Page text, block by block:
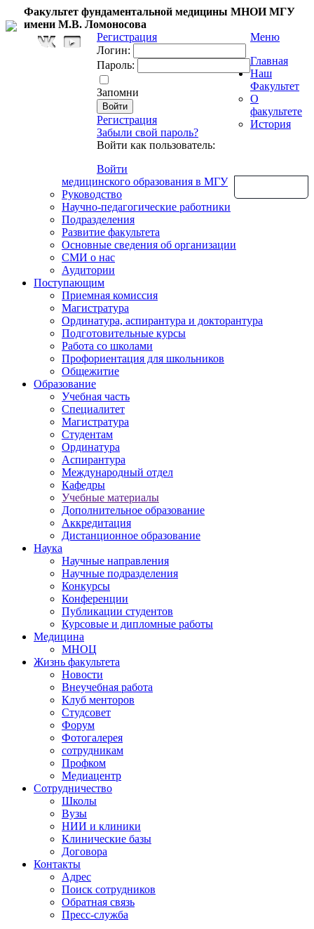
Факультет фундаментальной медицины МНОИ МГУ
имени М.В. Ломоносова
Регистрация
Логин:
Пароль:
Запомни
Регистрация
Забыли свой пароль?
Войти как пользователь:
Войти
Меню
Главная
Наш
Факультет
О
факультете
История
медицинского образования в МГУ
Руководство
Научно-педагогические работники
Подразделения
Развитие факультета
Основные сведения об организации
СМИ о нас
Аудитории
Поступающим
Приемная комиссия
Магистратура
Ординатура, аспирантура и докторантура
Подготовительные курсы
Работа со школами
Профориентация для школьников
Общежитие
Образование
Учебная часть
Специалитет
Магистратура
Студентам
Ординатура
Аспирантура
Международный отдел
Кафедры
Учебные материалы
Дополнительное образование
Аккредитация
Дистанционное образование
Наука
Научные направления
Научные подразделения
Конкурсы
Конференции
Публикации студентов
Курсовые и дипломные работы
Медицина
МНОЦ
Жизнь факультета
Новости
Внеучебная работа
Клуб менторов
Студсовет
Форум
Фотогалерея
сотрудникам
Профком
Медиацентр
Сотрудничество
Школы
Вузы
НИИ и клиники
Клинические базы
Договора
Контакты
Адрес
Поиск сотрудников
Обратная связь
Пресс-служба